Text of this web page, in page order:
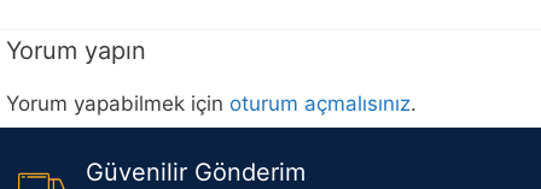
Yorum yapın
Yorum yapabilmek için oturum açmalısınız.
Güvenilir Gönderim